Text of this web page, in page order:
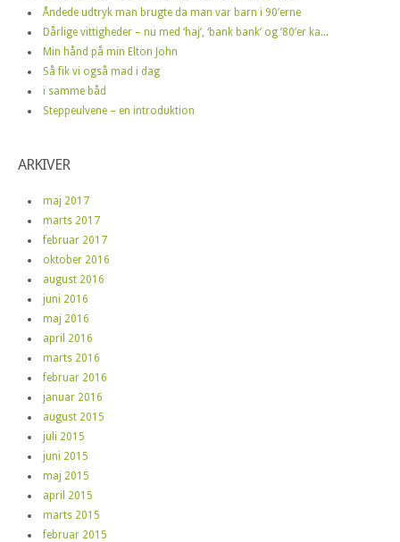
Åndede udtryk man brugte da man var barn i 90’erne
Dårlige vittigheder – nu med ‘haj’, ‘bank bank’ og ’80’er ka...
Min hånd på min Elton John
Så fik vi også mad i dag
i samme båd
Steppeulvene – en introduktion
ARKIVER
maj 2017
marts 2017
februar 2017
oktober 2016
august 2016
juni 2016
maj 2016
april 2016
marts 2016
februar 2016
januar 2016
august 2015
juli 2015
juni 2015
maj 2015
april 2015
marts 2015
februar 2015